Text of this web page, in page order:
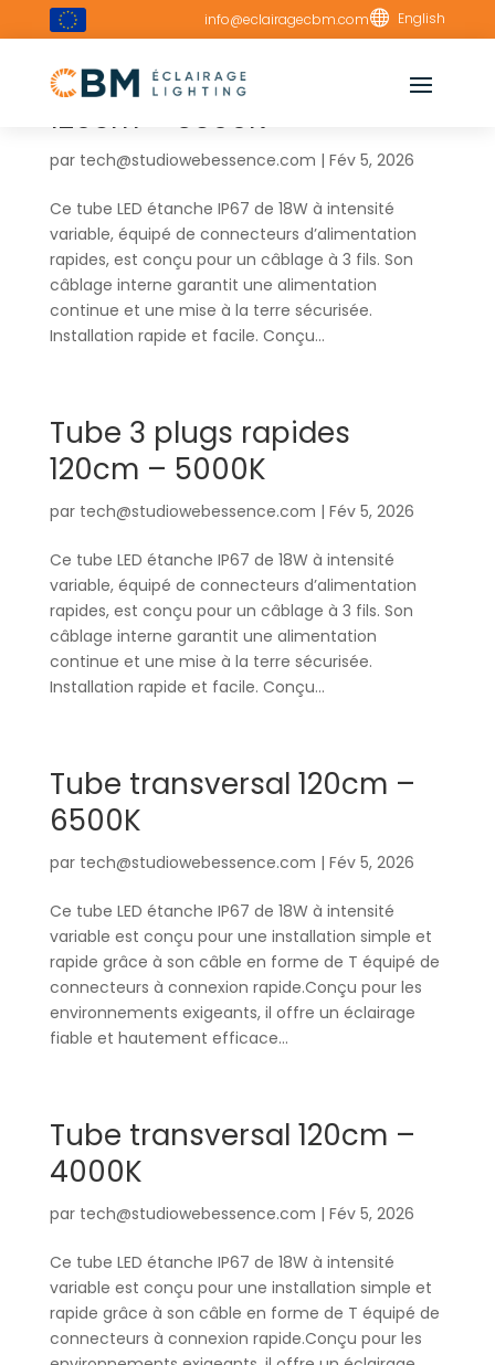
info@eclairagecbm.com English
Tube 3 plugs rapides
120cm – 6500K
par tech@studiowebessence.com | Fév 5, 2026
Ce tube LED étanche IP67 de 18W à intensité
variable, équipé de connecteurs d’alimentation
rapides, est conçu pour un câblage à 3 fils. Son
câblage interne garantit une alimentation
continue et une mise à la terre sécurisée.
Installation rapide et facile. Conçu...
Tube 3 plugs rapides
120cm – 5000K
par tech@studiowebessence.com | Fév 5, 2026
Ce tube LED étanche IP67 de 18W à intensité
variable, équipé de connecteurs d’alimentation
rapides, est conçu pour un câblage à 3 fils. Son
câblage interne garantit une alimentation
continue et une mise à la terre sécurisée.
Installation rapide et facile. Conçu...
Tube transversal 120cm –
6500K
par tech@studiowebessence.com | Fév 5, 2026
Ce tube LED étanche IP67 de 18W à intensité
variable est conçu pour une installation simple et
rapide grâce à son câble en forme de T équipé de
connecteurs à connexion rapide.Conçu pour les
environnements exigeants, il offre un éclairage
fiable et hautement efficace...
Tube transversal 120cm –
4000K
par tech@studiowebessence.com | Fév 5, 2026
Ce tube LED étanche IP67 de 18W à intensité
variable est conçu pour une installation simple et
rapide grâce à son câble en forme de T équipé de
connecteurs à connexion rapide.Conçu pour les